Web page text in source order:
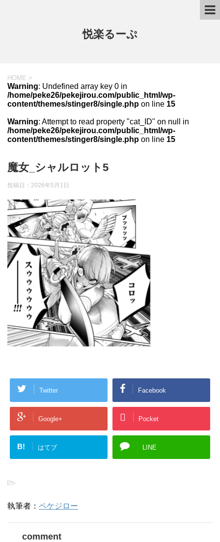
悦楽るーぷ
HOME >
Warning: Undefined array key 0 in
/home/peke26/pekejirou.com/public_html/wp-
content/themes/stinger8/single.php on line 15
Warning: Attempt to read property "cat_ID" on null in
/home/peke26/pekejirou.com/public_html/wp-
content/themes/stinger8/single.php on line 15
魔女_シャルロット5
投稿日： 2026年5月1日
Twitter Facebook
Google+ Pocket
B! はてブ LINE
-
執筆者： ペケジロー
comment